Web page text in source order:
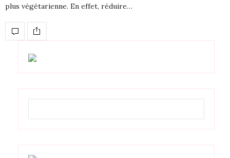
plus végétarienne. En effet, réduire…